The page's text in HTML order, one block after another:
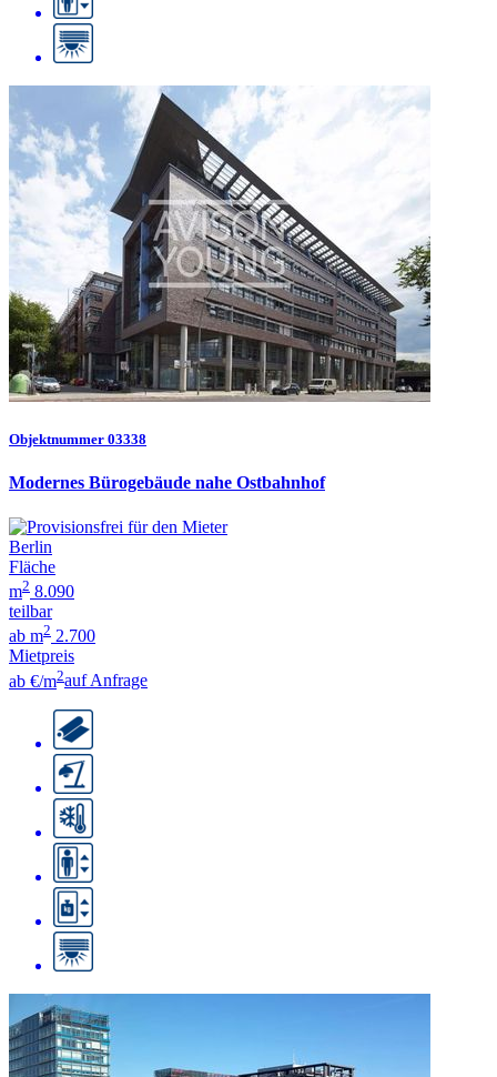
Objektnummer 03338
Modernes Bürogebäude nahe Ostbahnhof
Berlin
Fläche
m2 8.090
teilbar
ab m2 2.700
Mietpreis
ab €/m2auf Anfrage